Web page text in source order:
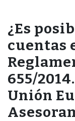
¿Es
cuentas
655/
Unión